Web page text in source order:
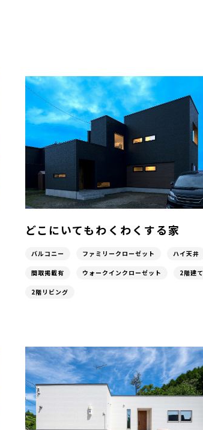
どこにいてもわくわくする家
バルコニー ファミリークローゼット ハイ天井
間取掲載有 ウォークインクローゼット 2階建て
2階リビング